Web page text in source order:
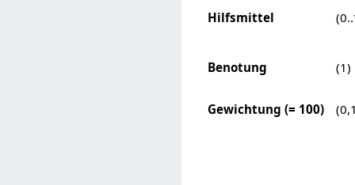
Hilfsmittel
Benotung (1)
Gewichtung (= 100)